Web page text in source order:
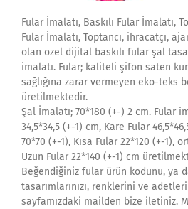
Fular İmalatı, Baskılı Fular İmalatı,
Fular İmalatı, Toptancı, ihracatçı,
olan özel dijital baskılı fular şal
imalatı. Fular; kaliteli şifon saten
sağlığına zarar vermeyen eko-teks
üretilmektedir.
Şal İmalatı; 70*180 (+-) 2 cm. Fular
34,5*34,5 (+-1) cm, Kare Fular
70*70 (+-1), Kısa Fular 22*120 (+-1),
Uzun Fular 22*140 (+-1) cm
Beğendiğiniz fular ürün kodunu, ya da
tasarımlarınızı, renklerini ve
sayfamızdaki mailden bize iletiniz.